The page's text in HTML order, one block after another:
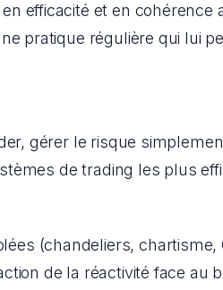
efficacité et en cohérence
pratique régulière qui lui
gérer le risque
de trading les plus
(chandeliers,
de la réactivité face au